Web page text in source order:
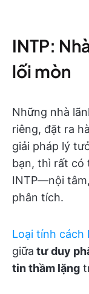
INTP:
lối mòn
Những nhà
riêng, đặt ra
giải pháp lý
bạn, thì rất có
INTP—nội
phân tích.
Loại tính cách
giữa tư duy
tin thầm lặng